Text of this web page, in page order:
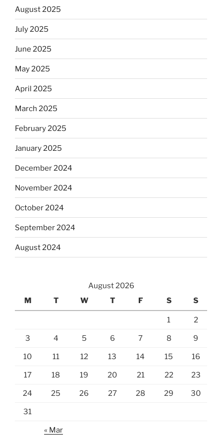
August 2025
July 2025
June 2025
May 2025
April 2025
March 2025
February 2025
January 2025
December 2024
November 2024
October 2024
September 2024
August 2024
August 2026
M
T W T F S S
1 2
3 4 5 6 7 8 9
10 11 12 13 14 15 16
17 18 19 20 21 22 23
24 25 26 27 28 29 30
31
« Mar